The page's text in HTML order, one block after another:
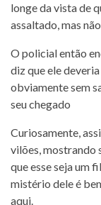
longe da vista de
assaltado, mas
O policial então
diz que ele
obviamente sem
seu chegado
Curiosamente,
vilões, mostrando
que esse seja um
mistério dele é
aqui.